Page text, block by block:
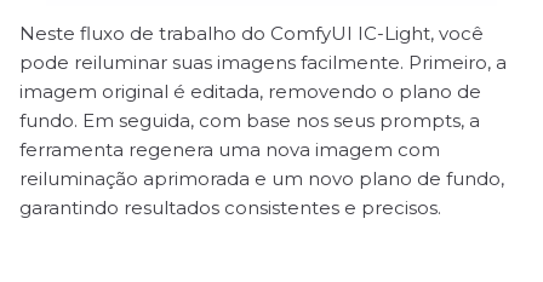
Neste fluxo de trabalho do ComfyUI IC-Light, você
pode reiluminar suas imagens facilmente. Primeiro, a
imagem original é editada, removendo o plano de
fundo. Em seguida, com base nos seus prompts, a
ferramenta regenera uma nova imagem com
reiluminação aprimorada e um novo plano de fundo,
garantindo resultados consistentes e precisos.